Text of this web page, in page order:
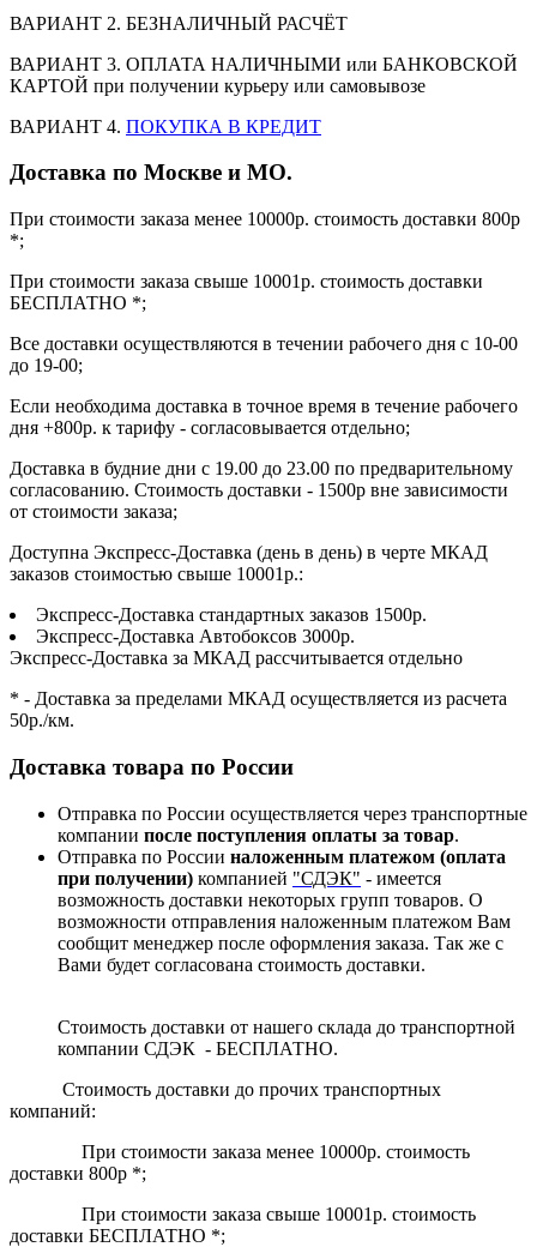
ВАРИАНТ 2. БЕЗНАЛИЧНЫЙ РАСЧЁТ
ВАРИАНТ 3. ОПЛАТА НАЛИЧНЫМИ или БАНКОВСКОЙ
КАРТОЙ при получении курьеру или самовывозе
ВАРИАНТ 4. ПОКУПКА В КРЕДИТ
Доставка по Москве и МО.
При стоимости заказа менее 10000р. стоимость доставки 800р
*;
При стоимости заказа свыше 10001р. стоимость доставки
БЕСПЛАТНО *;
Все доставки осуществляются в течении рабочего дня с 10-00
до 19-00;
Если необходима доставка в точное время в течение рабочего
дня +800р. к тарифу - согласовывается отдельно;
Доставка в будние дни с 19.00 до 23.00 по предварительному
согласованию. Стоимость доставки - 1500р вне зависимости
от стоимости заказа;
Доступна Экспресс-Доставка (день в день) в черте МКАД
заказов стоимостью свыше 10001р.:
Экспресс-Доставка стандартных заказов 1500р.
Экспресс-Доставка Автобоксов 3000р.
Экспресс-Доставка за МКАД рассчитывается отдельно
* - Доставка за пределами МКАД осуществляется из расчета
50р./км.
Доставка товара по России
Отправка по России осуществляется через транспортные
компании после поступления оплаты за товар.
Отправка по России наложенным платежом (оплата
при получении) компанией "СДЭК" - имеется
возможность доставки некоторых групп товаров. О
возможности отправления наложенным платежом Вам
сообщит менеджер после оформления заказа. Так же с
Вами будет согласована стоимость доставки.
Стоимость доставки от нашего склада до транспортной
компании СДЭК - БЕСПЛАТНО.
Стоимость доставки до прочих транспортных
компаний:
При стоимости заказа менее 10000р. стоимость
доставки 800р *;
При стоимости заказа свыше 10001р. стоимость
доставки БЕСПЛАТНО *;